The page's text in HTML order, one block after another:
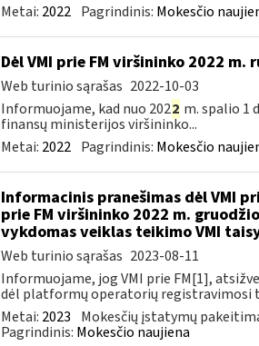
Metai: 2022 Pagrindinis: Mokesčio
Dėl VMI prie FM viršininko 2022 m.
Web turinio sąrašas 2022-10-03
Informuojame, kad nuo 2022 m. spalio 1
finansų ministerijos viršininko...
Metai: 2022 Pagrindinis: Mokesčio
Informacinis pranešimas dėl VMI
prie FM viršininko 2022 m.
vykdomas veiklas teikimo VMI
Web turinio sąrašas 2023-08-11
Informuojame, jog VMI prie FM[1],
dėl platformų operatorių registravimosi
Metai: 2023 Mokesčių įstatymų
Pagrindinis: Mokesčio naujiena